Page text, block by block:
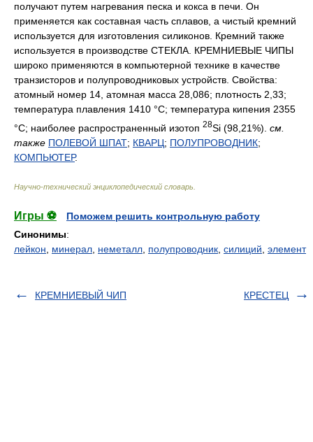
получают путем нагревания песка и кокса в печи. Он
применяется как составная часть сплавов, а чистый кремний
используется для изготовления силиконов. Кремний также
используется в производстве СТЕКЛА. КРЕМНИЕВЫЕ ЧИПЫ
широко применяются в компьютерной технике в качестве
транзисторов и полупроводниковых устройств. Свойства:
атомный номер 14, атомная масса 28,086; плотность 2,33;
температура плавления 1410 °С; температура кипения 2355
°С; наиболее распространенный изотоп 28Si (98,21%). см.
также ПОЛЕВОЙ ШПАТ; КВАРЦ; ПОЛУПРОВОДНИК;
КОМПЬЮТЕР.
Научно-технический энциклопедический словарь
Игры ⚽
Поможем решить контрольную работу
Синонимы:
лейкон
минерал неметалл полупроводник силиций элемент
КРЕМНИЕВЫЙ ЧИП КРЕСТЕЦ